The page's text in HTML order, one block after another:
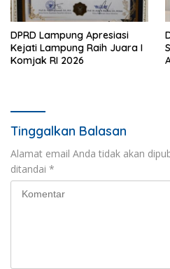
DPRD Lampung Apresiasi
Kejati Lampung Raih Juara I
Komjak RI 2026
Tinggalkan Balasan
Alamat email Anda tidak akan
ditandai *